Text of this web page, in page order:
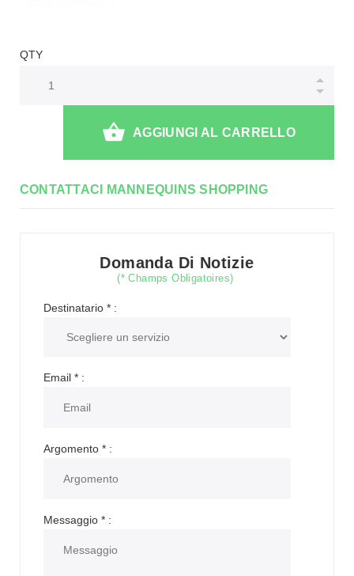
QTY
AGGIUNGI AL CARRELLO
CONTATTACI MANNEQUINS SHOPPING
Domanda Di Notizie
(* Champs Obligatoires)
Destinatario *:
Email *:
Argomento *:
Messaggio *: